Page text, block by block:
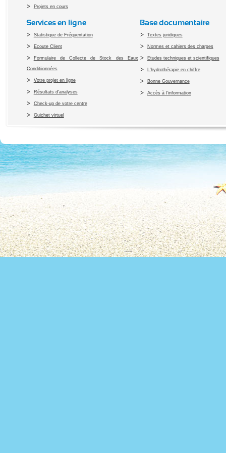
Projets en cours
Services en ligne
Statistique de Fréquentation
Ecoute Client
Formulaire de Collecte de Stock des Eaux
Conditiionnées
Votre projet en ligne
Résultats d'analyses
Check-up de votre centre
Guichet virtuel
Base documentaire
Textes juridiques
Normes et cahiers des charges
Etudes techniques et scientifiques
L'hydrothérapie en chiffre
Bonne Gouvernance
Accès à l’information